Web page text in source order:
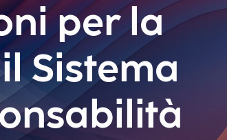
per la
Sistema